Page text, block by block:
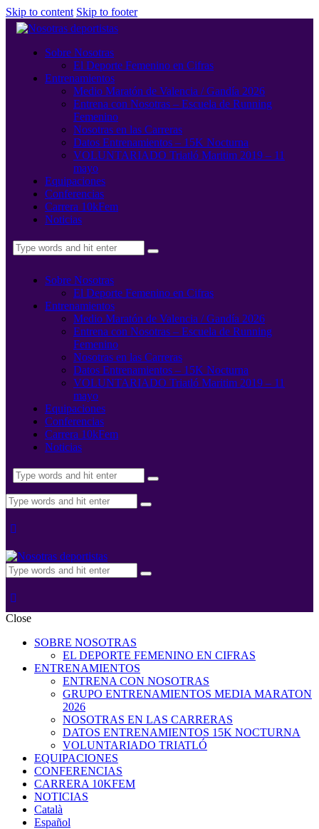
Skip to content Skip to footer
Sobre Nosotras
El Deporte Femenino en Cifras
Entrenamientos
Medio Maratón de Valencia / Gandía 2026
Entrena con Nosotras – Escuela de Running
Femenino
Nosotras en las Carreras
Datos Entrenamientos – 15K Nocturna
VOLUNTARIADO Triatló Maritim 2019 – 11
mayo
Equipaciones
Conferencias
Carrera 10kFem
Noticias
Sobre Nosotras
El Deporte Femenino en Cifras
Entrenamientos
Medio Maratón de Valencia / Gandía 2026
Entrena con Nosotras – Escuela de Running
Femenino
Nosotras en las Carreras
Datos Entrenamientos – 15K Nocturna
VOLUNTARIADO Triatló Maritim 2019 – 11
mayo
Equipaciones
Conferencias
Carrera 10kFem
Noticias
Close
SOBRE NOSOTRAS
EL DEPORTE FEMENINO EN CIFRAS
ENTRENAMIENTOS
ENTRENA CON NOSOTRAS
GRUPO ENTRENAMIENTOS MEDIA MARATON
2026
NOSOTRAS EN LAS CARRERAS
DATOS ENTRENAMIENTOS 15K NOCTURNA
VOLUNTARIADO TRIATLÓ
EQUIPACIONES
CONFERENCIAS
CARRERA 10KFEM
NOTICIAS
Català
Español